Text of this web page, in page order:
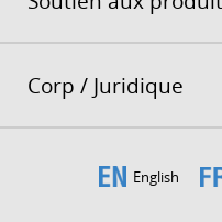
Corp / Juridique
English